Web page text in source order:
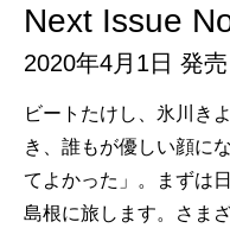
Next Issue
2020年4月1日 発売
ビートたけし、氷川き
き、誰もが優しい顔に
てよかった」。まずは
島根に旅します。さま